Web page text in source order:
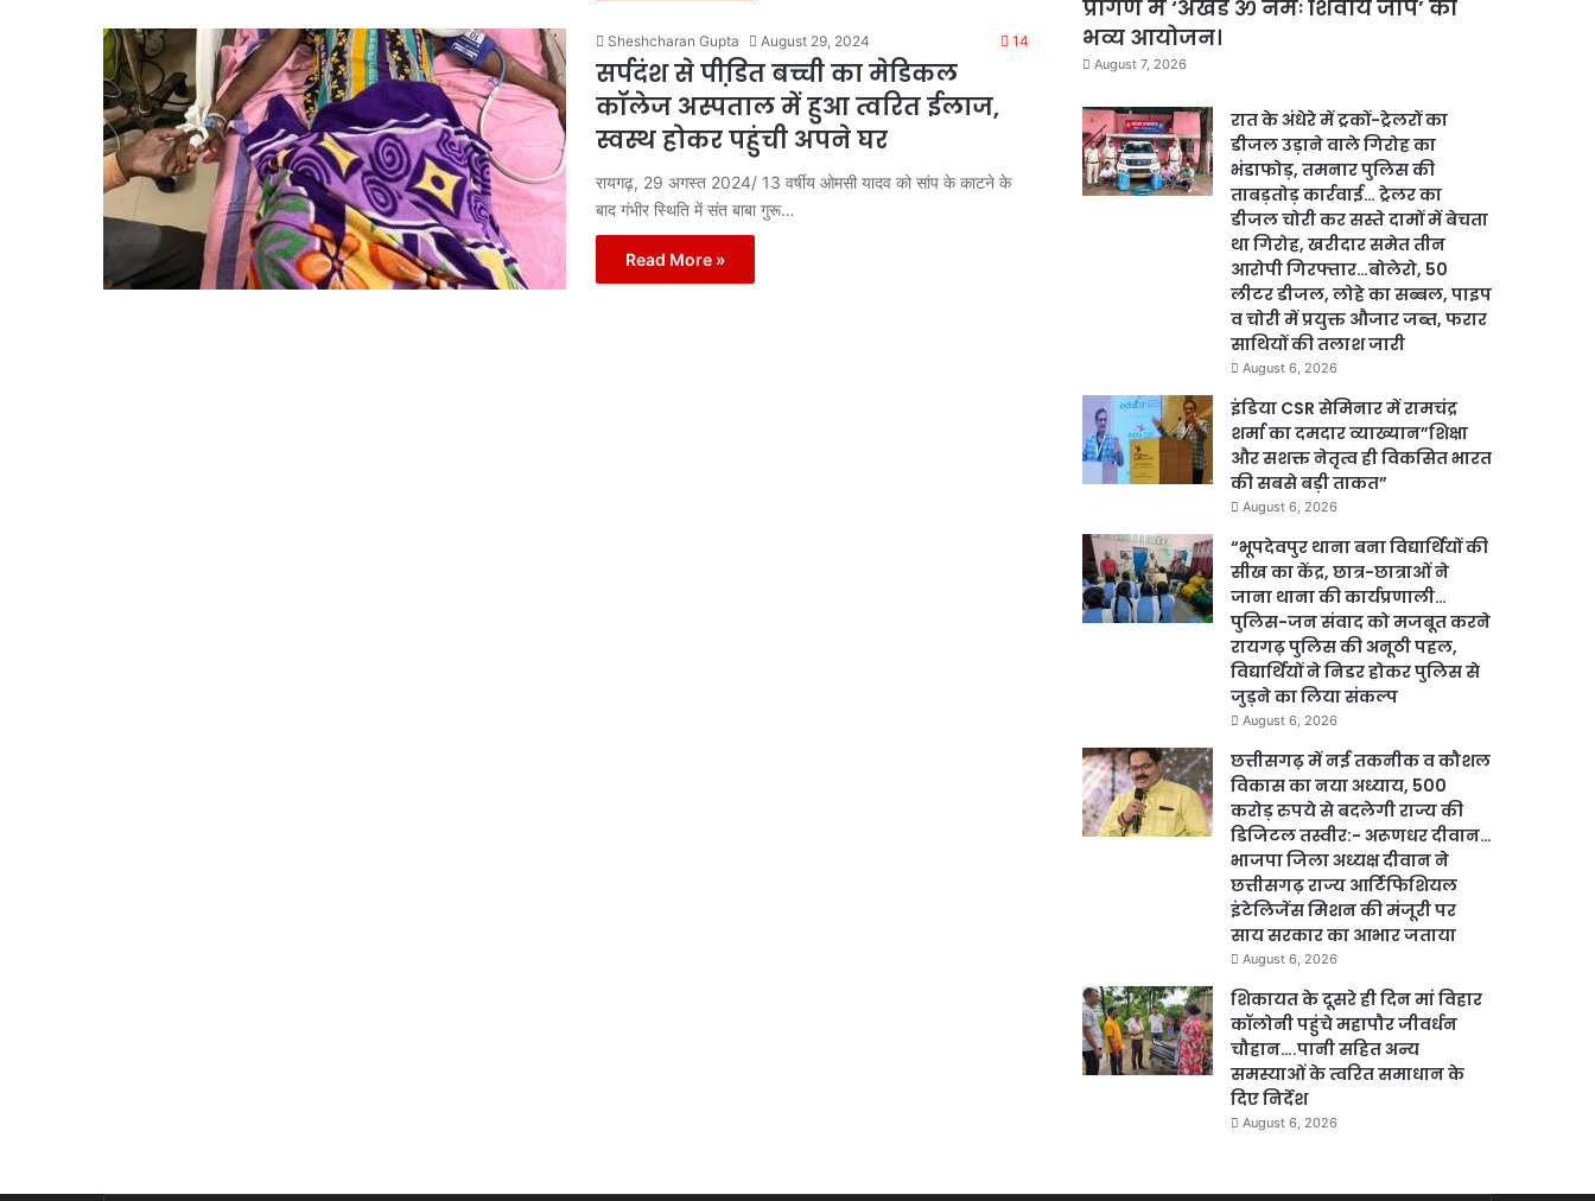
Sheshcharan Gupta August 29, 2024 14
सर्पदंश से पीडि़त बच्ची का मेडिकल
कॉलेज अस्पताल में हुआ त्वरित ईलाज,
स्वस्थ होकर पहुंची अपने घर
रायगढ़, 29 अगस्त 2024/ 13 वर्षीय ओमसी यादव को सांप के काटने के
बाद गंभीर स्थिति में संत बाबा गुरू…
Read More »
प्रांगण में ‘अखंड ॐ नमः शिवाय जाप’ का
भव्य आयोजन।
August 7, 2026
रात के अंधेरे में ट्रकों-ट्रेलरों का
डीजल उड़ाने वाले गिरोह का
भंडाफोड़, तमनार पुलिस की
ताबड़तोड़ कार्रवाई… ट्रेलर का
डीजल चोरी कर सस्ते दामों में बेचता
था गिरोह, खरीदार समेत तीन
आरोपी गिरफ्तार…बोलेरो, 50
लीटर डीजल, लोहे का सब्बल, पाइप
व चोरी में प्रयुक्त औजार जब्त, फरार
साथियों की तलाश जारी
August 6, 2026
इंडिया CSR सेमिनार में रामचंद्र
शर्मा का दमदार व्याख्यान”शिक्षा
और सशक्त नेतृत्व ही विकसित भारत
की सबसे बड़ी ताकत”
August 6, 2026
“भूपदेवपुर थाना बना विद्यार्थियों की
सीख का केंद्र, छात्र-छात्राओं ने
जाना थाना की कार्यप्रणाली…
पुलिस-जन संवाद को मजबूत करने
रायगढ़ पुलिस की अनूठी पहल,
विद्यार्थियों ने निडर होकर पुलिस से
जुड़ने का लिया संकल्प
August 6, 2026
छत्तीसगढ़ में नई तकनीक व कौशल
विकास का नया अध्याय, 500
करोड़ रुपये से बदलेगी राज्य की
डिजिटल तस्वीर:- अरूणधर दीवान…
भाजपा जिला अध्यक्ष दीवान ने
छत्तीसगढ़ राज्य आर्टिफिशियल
इंटेलिजेंस मिशन की मंजूरी पर
साय सरकार का आभार जताया
August 6, 2026
शिकायत के दूसरे ही दिन मां विहार
कॉलोनी पहुंचे महापौर जीवर्धन
चौहान….पानी सहित अन्य
समस्याओं के त्वरित समाधान के
दिए निर्देश
August 6, 2026